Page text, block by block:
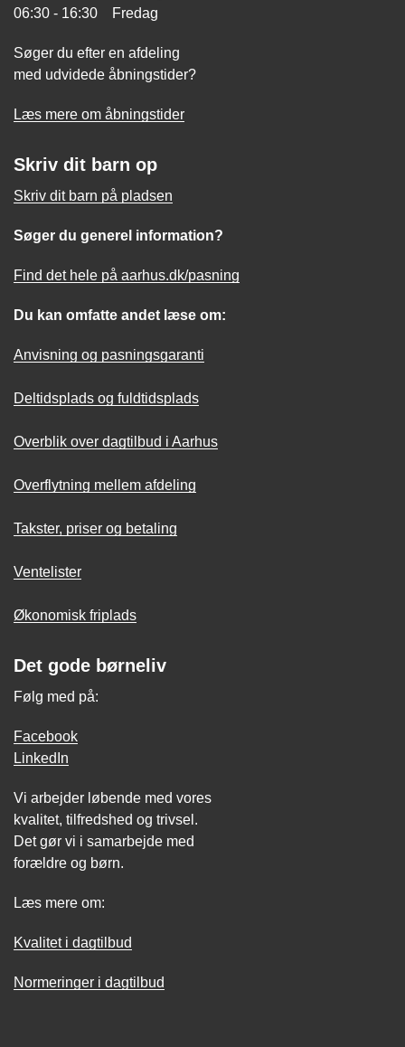
06:30 - 16:30 Fredag
Søger du efter en afdeling
med udvidede åbningstider?
Læs mere om åbningstider
Skriv dit barn op
Skriv dit barn på pladsen
Søger du generel information?
Find det hele på aarhus.dk/pasning
Du kan omfatte andet læse om:
Anvisning og pasningsgaranti
Deltidsplads og fuldtidsplads
Overblik over dagtilbud i Aarhus
Overflytning mellem afdeling
Takster, priser og betaling
Ventelister
Økonomisk friplads
Det gode børneliv
Følg med på:
Facebook
LinkedIn
Vi arbejder løbende med vores
kvalitet, tilfredshed og trivsel.
Det gør vi i samarbejde med
forældre og børn.
Læs mere om:
Kvalitet i dagtilbud
Normeringer i dagtilbud